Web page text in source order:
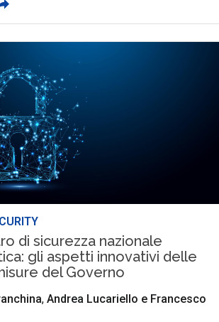
di sicurezza nazionale
gli aspetti innovativi delle
del Governo
, Andrea Lucariello e Francesco